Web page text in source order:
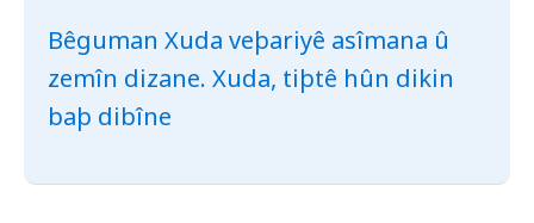
Bêguman Xuda veþariyê asîmana û
zemîn dizane. Xuda, tiþtê hûn dikin
baþ dibîne